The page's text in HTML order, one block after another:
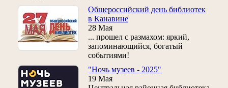
Общероссийский день библиотек
в Канавине
28 Мая
... прошел с размахом: яркий,
запоминающийся, богатый
событиями!
"Ночь музеев - 2025"
19 Мая